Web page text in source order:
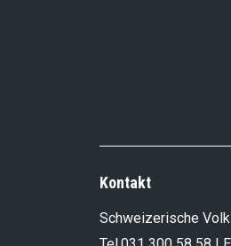
Kontakt
Schweizerische